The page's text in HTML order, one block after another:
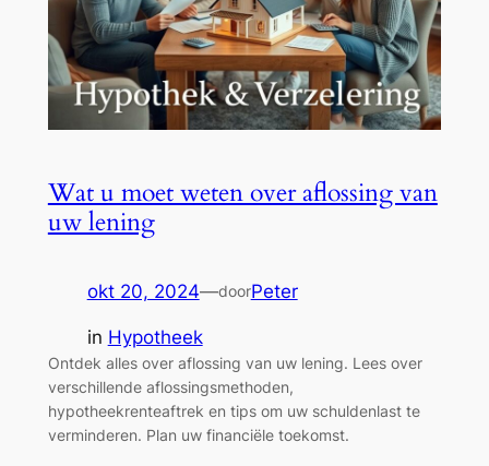
Wat u moet weten over aflossing van
uw lening
okt 20, 2024—doorPeter
in Hypotheek
Ontdek alles over aflossing van uw lening. Lees over
verschillende aflossingsmethoden,
hypotheekrenteaftrek en tips om uw schuldenlast te
verminderen. Plan uw financiële toekomst.